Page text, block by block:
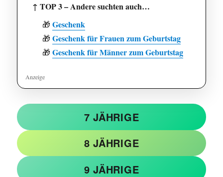
↑ TOP 3 – Andere suchten auch…
🎁Geschenk
🎁Geschenk für Frauen zum Geburtstag
🎁Geschenk für Männer zum Geburtstag
7 JÄHRIGE
8 JÄHRIGE
9 JÄHRIGE